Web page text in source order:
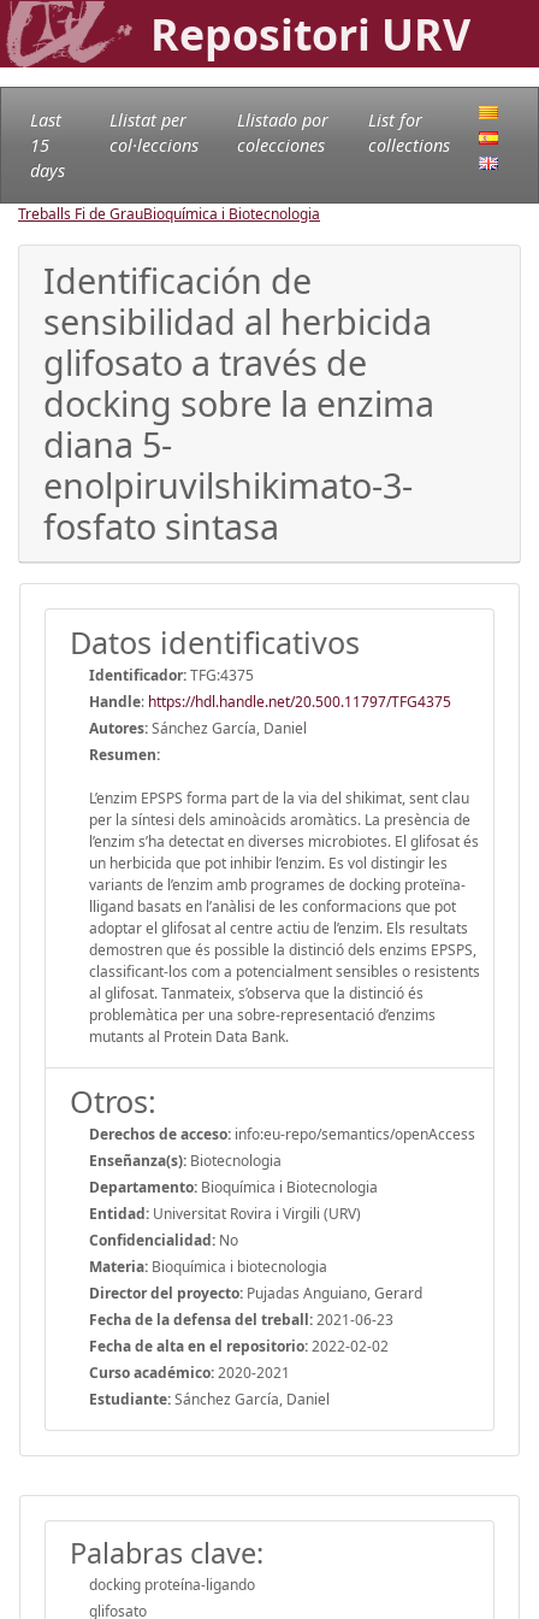
Repositori URV
Last
15
days
Llistat per
col·leccions
Llistado por
colecciones
List for
collections
Treballs Fi de GrauBioquímica i Biotecnologia
Identificación de
sensibilidad al herbicida
glifosato a través de
docking sobre la enzima
diana 5-
enolpiruvilshikimato-3-
fosfato sintasa
Datos identificativos
Identificador:TFG:4375
Handle: https://hdl.handle.net/20.500.11797/TFG4375
Autores:Sánchez García, Daniel
Resumen:
L’enzim EPSPS forma part de la via del shikimat, sent clau
per la síntesi dels aminoàcids aromàtics. La presència de
l’enzim s’ha detectat en diverses microbiotes. El glifosat és
un herbicida que pot inhibir l’enzim. Es vol distingir les
variants de l’enzim amb programes de docking proteïna-
lligand basats en l’anàlisi de les conformacions que pot
adoptar el glifosat al centre actiu de l’enzim. Els resultats
demostren que és possible la distinció dels enzims EPSPS,
classificant-los com a potencialment sensibles o resistents
al glifosat. Tanmateix, s’observa que la distinció és
problemàtica per una sobre-representació d’enzims
mutants al Protein Data Bank.
Otros:
Derechos de acceso: info:eu-repo/semantics/openAccess
Enseñanza(s): Biotecnologia
Departamento: Bioquímica i Biotecnologia
Entidad: Universitat Rovira i Virgili (URV)
Confidencialidad: No
Materia: Bioquímica i biotecnologia
Director del proyecto: Pujadas Anguiano, Gerard
Fecha de la defensa del treball:2021-06-23
Fecha de alta en el repositorio:2022-02-02
Curso académico:2020-2021
Estudiante:Sánchez García, Daniel
Palabras clave:
docking proteína-ligando
glifosato